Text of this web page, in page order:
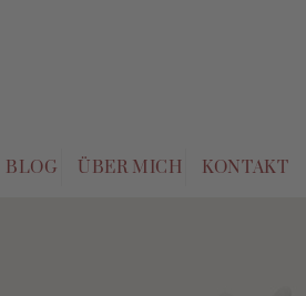
BLOG ÜBER MICH KONTAKT